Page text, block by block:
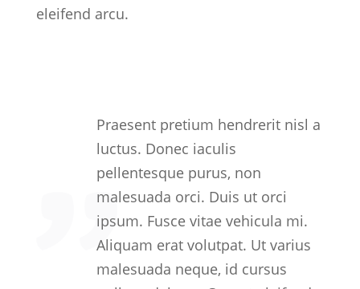
eleifend arcu.
Praesent pretium hendrerit nisl a
luctus. Donec iaculis
pellentesque purus, non
malesuada orci. Duis ut orci
ipsum. Fusce vitae vehicula mi.
Aliquam erat volutpat. Ut varius
malesuada neque, id cursus